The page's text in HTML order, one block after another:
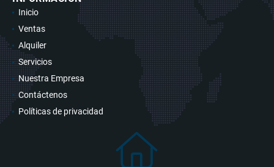
Inicio
Ventas
Alquiler
Servicios
Nuestra Empresa
Contáctenos
Políticas de privacidad